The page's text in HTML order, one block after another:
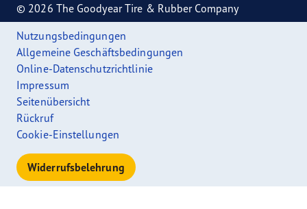
© 2026 The Goodyear Tire & Rubber Company
Nutzungsbedingungen
Allgemeine Geschäftsbedingungen
Online-Datenschutzrichtlinie
Impressum
Seitenübersicht
Rückruf
Cookie-Einstellungen
Widerrufsbelehrung